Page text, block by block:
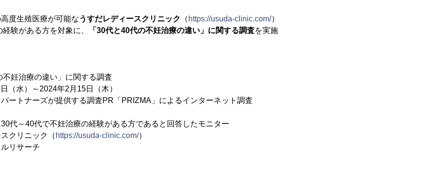
度生殖医療が可能なうすだレディースクリニック （ https://usuda-clinic.com/）
験がある方を対象に、
「30代と40代の不妊治療の違い」に関する調査を実施
妊治療の違い」に関する調査
（水）～2024年2月15日（木）
パートナーズが提供する調査PR「PRIZMA」によるインターネット調査
30代～40代で不妊治療の経験がある方であると回答したモニター
クリニック（ https://usuda-clinic.com/）
リサーチ